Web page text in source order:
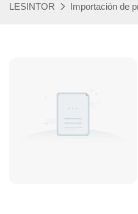
LESINTOR Importación de